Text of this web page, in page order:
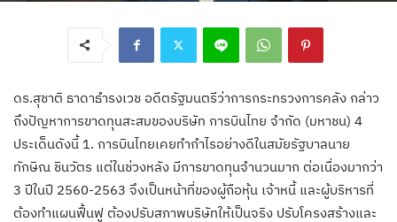
ดร.สุชาติ ธาดาธำรงเวช อดีตรัฐมนตรีว่าการกระทรวงการคลัง กล่าว
ถึงปัญหาการขาดทุนสะสมของบริษัท การบินไทย จำกัด (มหาชน) 4
ประเด็นดังนี้ 1. การบินไทยเคยทำกำไรอย่างดีในสมัยรัฐบาลนาย
ทักษิณ ชินวัตร แต่ในช่วงหลัง มีการขาดทุนจำนวนมาก ต่อเนื่องมากว่า
3 ปีในปี 2560-2563 จึงเป็นหน้าที่ของผู้ถือหุ้น เจ้าหนี้ และผู้บริหารที่
ต้องทำแผนฟื้นฟู ต้องปรับสภาพบริษัทให้เป็นจริง ปรับโครงสร้างและ